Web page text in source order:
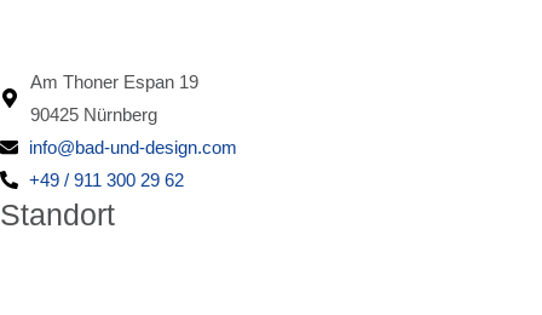
Am Thoner Espan 19
90425 Nürnberg
info@bad-und-design.com
+49 / 911 300 29 62
Standort